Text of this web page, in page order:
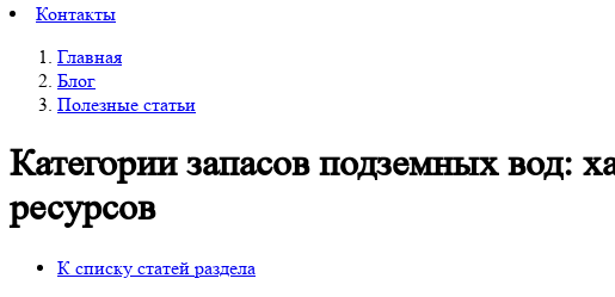
Контакты
Главная
Блог
Полезные статьи
Категории запасов подземных вод:
ресурсов
К списку статей раздела